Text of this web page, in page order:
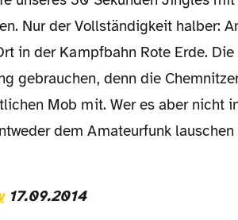
Nur der Vollständigkeit halber:
in der Kampfbahn Rote Erde.
gebrauchen, denn die
Mob mit. Wer es aber nicht
dem Amateurfunk lauschen
17.09.2014